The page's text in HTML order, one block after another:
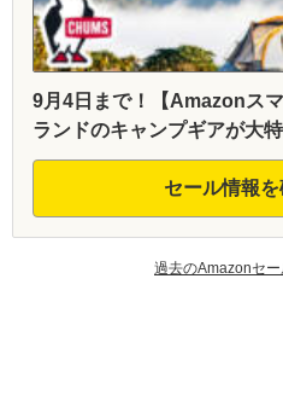
9月4日まで！【Amazonス
ランドのキャンプギアが大特
セール情報を
過去のAmazonセ